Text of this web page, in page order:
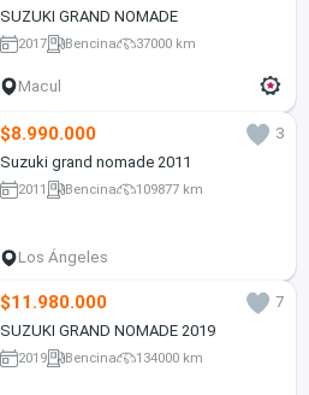
SUZUKI GRAND NOMADE
2017 Bencina 37000 km
Macul
$8.990.000
3
Suzuki grand nomade 2011
2011 Bencina 109877 km
Los Ángeles
$11.980.000
7
SUZUKI GRAND NOMADE 2019
2019 Bencina 134000 km